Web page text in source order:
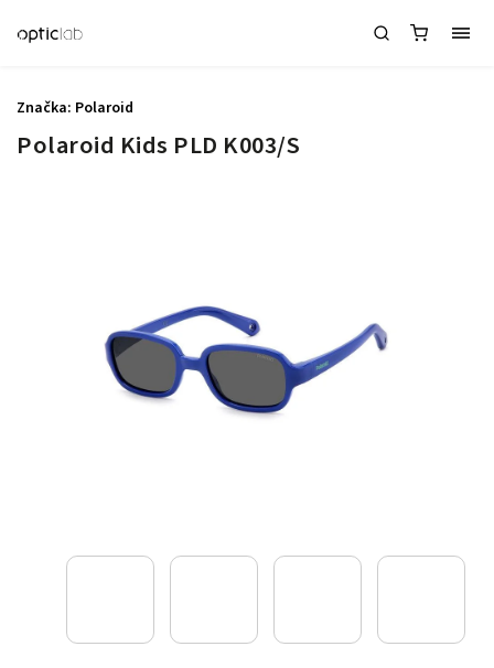
Polaroid Kids PLD K003/S
Značka: Polaroid